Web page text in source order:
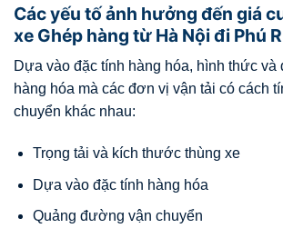
Các yếu tố ảnh hưởng đến giá
xe Ghép hàng từ Hà Nội đi Phú
Dựa vào đặc tính hàng hóa, hình thức và
hàng hóa mà các đơn vị vận tải có cách
chuyển khác nhau:
Trọng tải và kích thước thùng xe
Dựa vào đặc tính hàng hóa
Quảng đường vận chuyển